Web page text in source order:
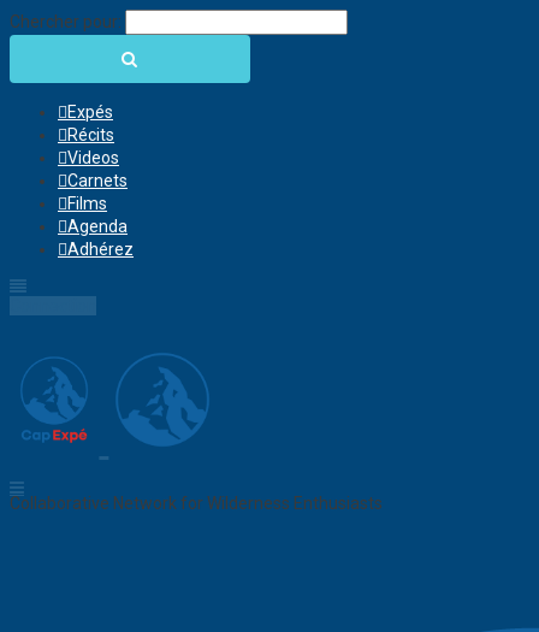
Chercher pour:
Expés
Récits
Videos
Carnets
Films
Agenda
Adhérez
Collaborative Network for Wilderness Enthusiasts